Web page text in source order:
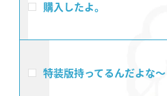
購入したよ。
特装版持ってるんだよな〜